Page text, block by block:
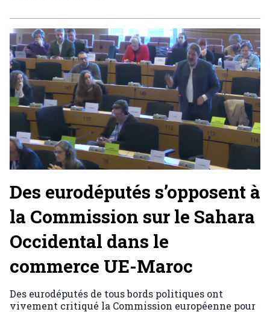
Des eurodéputés s’opposent à
la Commission sur le Sahara
Occidental dans le
commerce UE-Maroc
Des eurodéputés de tous bords politiques ont
vivement critiqué la Commission européenne pour